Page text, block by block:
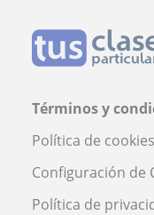
Términos y
Política de cookies
Configuración de
Política de